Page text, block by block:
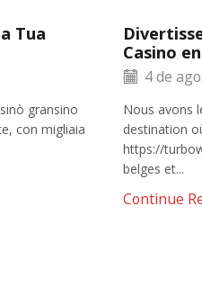
Tua
gransino
con migliaia
Casino
4 de
Nous avons
destination
https://
belges et...
Continue